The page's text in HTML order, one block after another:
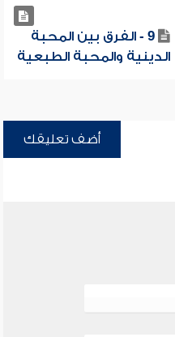
9 - الفرق بين المحبة
الدينية والمحبة الطبعية
أضف تعليقك